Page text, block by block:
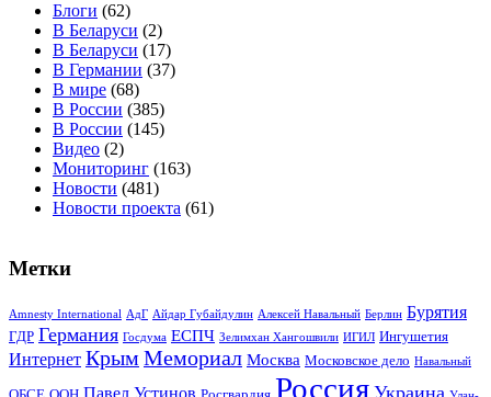
Блоги (62)
В Беларуси (2)
В Беларуси (17)
В Германии (37)
В мире (68)
В России (385)
В России (145)
Видео (2)
Мониторинг (163)
Новости (481)
Новости проекта (61)
Метки
Amnesty International АдГ Айдар Губайдулин Алексей Навальный Берлин Бурятия
ГДР Германия Госдума ЕСПЧ Зелимхан Хангошвили ИГИЛ Ингушетия
Интернет Крым Мемориал Москва Московское дело Навальный
Россия Украина